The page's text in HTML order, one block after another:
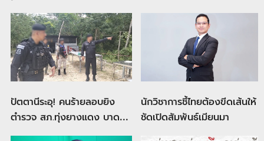
กันเอง ย้อนคำพูดมีระบบกามิกาเซ่-โค้ช-กาโพย ใช้ 5
พันล้านยึดประเทศได้
ปัตตานีระอุ! คนร้ายลอบยิง
ตำรวจ สภ.ทุ่งยางแดง บาด
เจ็บ จนท.เร่งติดตามผู้ก่อเหตุ
นักวิชาการชี้ไทยต้องขีดเส้นให้
ชัดเปิดสัมพันธ์เมียนมา